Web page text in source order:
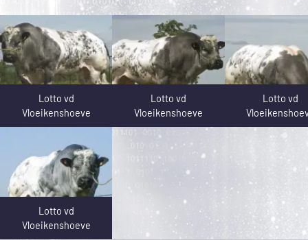
Lotto vd
Vloeikenshoeve
Lotto vd
Vloeikenshoeve
Lotto vd
Lotto vd
Vloeikenshoeve